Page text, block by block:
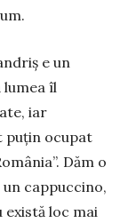
e un
îl
iar
puțin ocupat
Dăm o
cappu­ccino,
exis­tă loc mai